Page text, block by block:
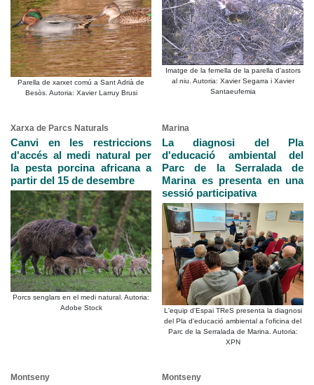
Parella de xarxet comú a Sant Adrià de
Besòs. Autoria: Xavier Larruy Brusi
Imatge de la femella de la parella d'astors
al niu. Autoria: Xavier Segarra i Xavier
Santaeufemia
Xarxa de Parcs Naturals
Canvi en les restriccions
d'accés al medi natural per
la pesta porcina africana a
partir del 15 de desembre
Porcs senglars en el medi natural. Autoria:
Adobe Stock
Marina
La diagnosi del Pla
d'educació ambiental del
Parc de la Serralada de
Marina es presenta en una
sessió participativa
L'equip d'Espai TReS presenta la diagnosi
del Pla d'educació ambiental a l'oficina del
Parc de la Serralada de Marina. Autoria:
XPN
Montseny Montseny